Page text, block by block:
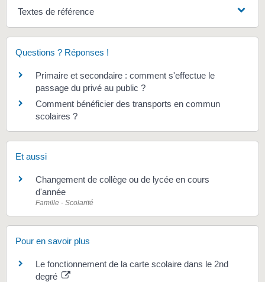
Textes de référence
Questions ? Réponses !
Primaire et secondaire : comment s'effectue le
passage du privé au public ?
Comment bénéficier des transports en commun
scolaires ?
Et aussi
Changement de collège ou de lycée en cours
d'année
Famille - Scolarité
Pour en savoir plus
Le fonctionnement de la carte scolaire dans le 2nd
degré